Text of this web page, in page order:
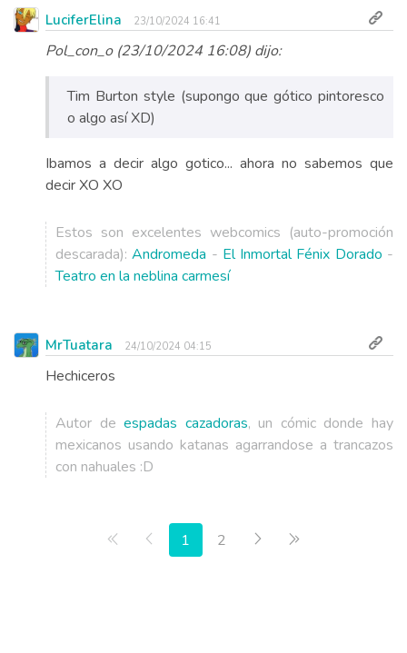
LuciferElina 23/10/2024 16:41
Pol_con_o (23/10/2024 16:08) dijo:
Tim Burton style (supongo que gótico pintoresco
o algo así XD)
Ibamos a decir algo gotico... ahora no sabemos que
decir XO XO
Estos son excelentes webcomics (auto-promoción
descarada):Andromeda - El Inmortal Fénix Dorado -
Teatro en la neblina carmesí
MrTuatara 24/10/2024 04:15
Hechiceros
Autor deespadas cazadoras, un cómic donde hay
mexicanos usando katanas agarrandose a trancazos
con nahuales :D
Primera página
Anterior
1 2 Siguiente